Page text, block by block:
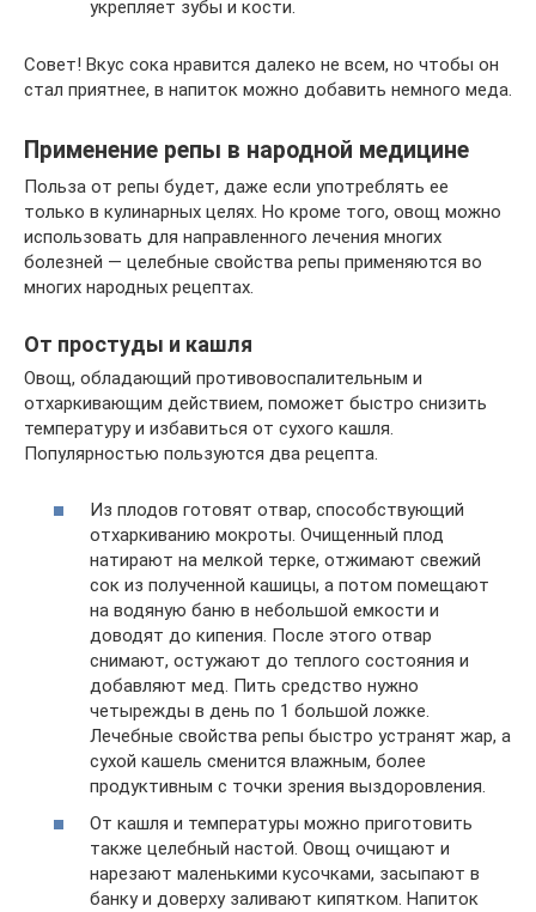
укрепляет зубы и кости.
Совет! Вкус сока нравится далеко не всем, но чтобы он
стал приятнее, в напиток можно добавить немного меда.
Применение репы в народной медицине
Польза от репы будет, даже если употреблять ее
только в кулинарных целях. Но кроме того, овощ можно
использовать для направленного лечения многих
болезней — целебные свойства репы применяются во
многих народных рецептах.
От простуды и кашля
Овощ, обладающий противовоспалительным и
отхаркивающим действием, поможет быстро снизить
температуру и избавиться от сухого кашля.
Популярностью пользуются два рецепта.
Из плодов готовят отвар, способствующий
отхаркиванию мокроты. Очищенный плод
натирают на мелкой терке, отжимают свежий
сок из полученной кашицы, а потом помещают
на водяную баню в небольшой емкости и
доводят до кипения. После этого отвар
снимают, остужают до теплого состояния и
добавляют мед. Пить средство нужно
четырежды в день по 1 большой ложке.
Лечебные свойства репы быстро устранят жар, а
сухой кашель сменится влажным, более
продуктивным с точки зрения выздоровления.
От кашля и температуры можно приготовить
также целебный настой. Овощ очищают и
нарезают маленькими кусочками, засыпают в
банку и доверху заливают кипятком. Напиток